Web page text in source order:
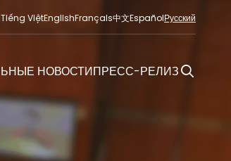
Tiếng ViệtEnglishFrançais中文EspañolРусский
НОВОСТИПРЕСС-РЕЛИЗ